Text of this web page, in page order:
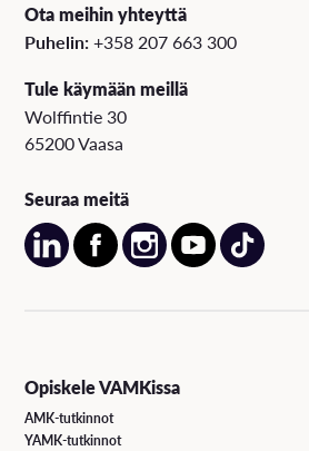
Ota meihin yhteyttä
Puhelin:+358 207 663 300
Tule käymään meillä
Wolffintie 30
65200 Vaasa
Seuraa meitä
Opiskele VAMKissa
AMK-tutkinnot
YAMK-tutkinnot